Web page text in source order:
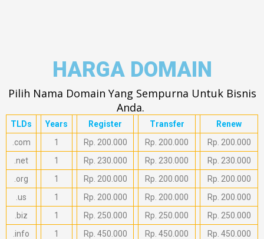
HARGA DOMAIN
Pilih Nama Domain Yang Sempurna Untuk Bisnis
Anda.
TLDs Years Register Transfer
Renew
.com
1 Rp. 200.000 Rp. 200.000
Rp. 200.000
.net
1 Rp. 230.000 Rp. 230.000
Rp. 230.000
.org
1 Rp. 200.000 Rp. 200.000
Rp. 200.000
.us
1 Rp. 200.000 Rp. 200.000
Rp. 200.000
.biz
1 Rp. 250.000 Rp. 250.000
Rp. 250.000
.info
1 Rp. 450.000 Rp. 450.000
Rp. 450.000